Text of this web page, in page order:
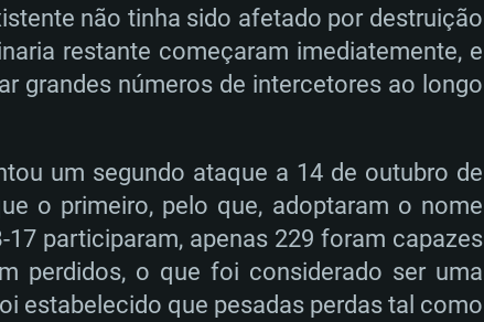
não tinha sido afetado por destruição
restante começaram imediatemente, e
grandes números de intercetores ao longo
um segundo ataque a 14 de outubro de
o primeiro, pelo que, adoptaram o nome
17 participaram, apenas 229 foram capazes
perdidos, o que foi considerado ser uma
estabelecido que pesadas perdas tal como